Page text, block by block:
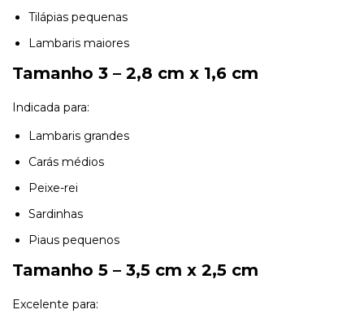
Tilápias pequenas
Lambaris maiores
Tamanho 3 – 2,8 cm x 1,6 cm
Indicada para:
Lambaris grandes
Carás médios
Peixe-rei
Sardinhas
Piaus pequenos
Tamanho 5 – 3,5 cm x 2,5 cm
Excelente para: